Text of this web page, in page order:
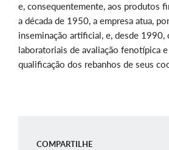
e, consequentemente, aos produtos
a década de 1950, a empresa atua,
inseminação artificial, e, desde 1990,
laboratoriais de avaliação fenotípica
qualificação dos rebanhos de seus
COMPARTILHE